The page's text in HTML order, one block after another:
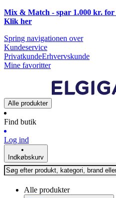
Mix & Match - spar 1.000 kr.
Klik her
Spring navigationen over
Kundeservice
PrivatkundeErhvervskunde
Mine favoritter
Alle produkter
Find butik
Log ind
Indkøbskurv
Alle produkter